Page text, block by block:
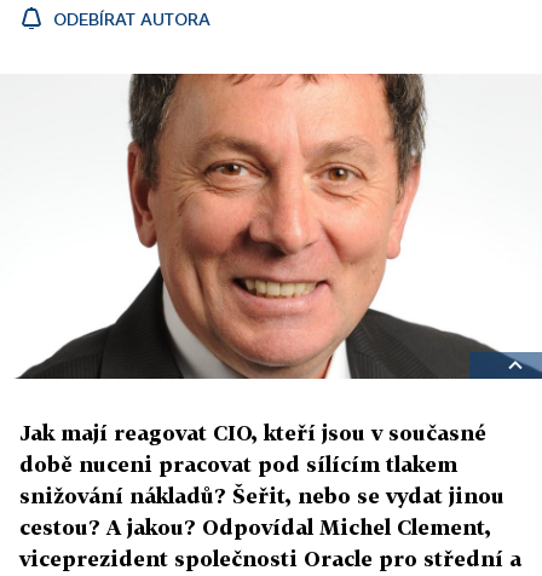
ODEBÍRAT AUTORA
Jak mají reagovat CIO, kteří jsou v současné
době nuceni pracovat pod sílícím tlakem
snižování nákladů? Šeřit, nebo se vydat jinou
cestou? A jakou? Odpovídal Michel Clement,
viceprezident společnosti Oracle pro střední a